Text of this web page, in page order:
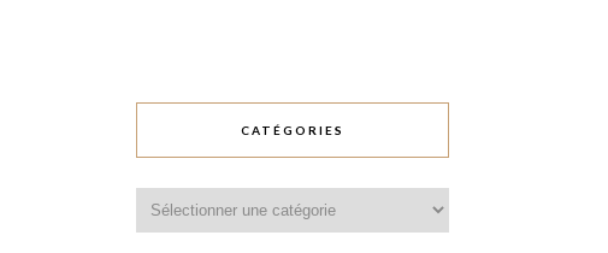
CATÉGORIES